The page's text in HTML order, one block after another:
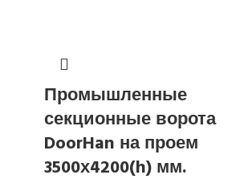
Промышленные
секционные ворота
DoorHan на проем
3500х4200(h) мм.